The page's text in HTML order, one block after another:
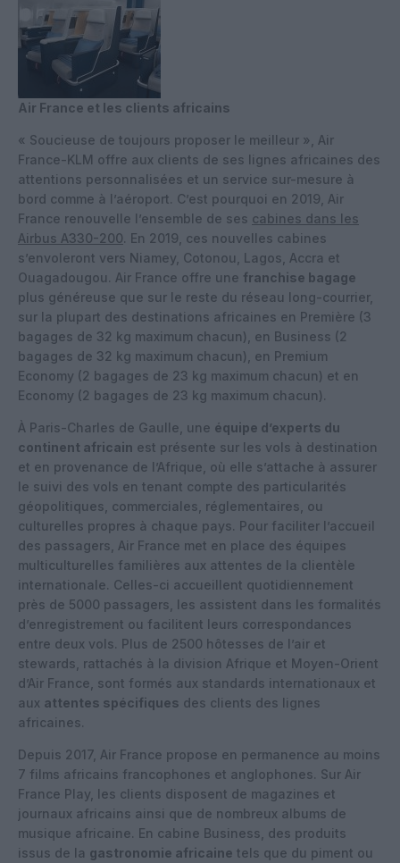
Air France et les clients africains
« Soucieuse de toujours proposer le meilleur », Air
France-KLM offre aux clients de ses lignes africaines des
attentions personnalisées et un service sur-mesure à
bord comme à l’aéroport. C’est pourquoi en 2019, Air
France renouvelle l’ensemble de ses cabines dans les
Airbus A330-200. En 2019, ces nouvelles cabines
s’envoleront vers Niamey, Cotonou, Lagos, Accra et
Ouagadougou. Air France offre une franchise bagage
plus généreuse que sur le reste du réseau long-courrier,
sur la plupart des destinations africaines en Première (3
bagages de 32 kg maximum chacun), en Business (2
bagages de 32 kg maximum chacun), en Premium
Economy (2 bagages de 23 kg maximum chacun) et en
Economy (2 bagages de 23 kg maximum chacun).
À Paris-Charles de Gaulle, une équipe d’experts du
continent africain est présente sur les vols à destination
et en provenance de l’Afrique, où elle s’attache à assurer
le suivi des vols en tenant compte des particularités
géopolitiques, commerciales, réglementaires, ou
culturelles propres à chaque pays. Pour faciliter l’accueil
des passagers, Air France met en place des équipes
multiculturelles familières aux attentes de la clientèle
internationale. Celles-ci accueillent quotidiennement
près de 5000 passagers, les assistent dans les formalités
d’enregistrement ou facilitent leurs correspondances
entre deux vols. Plus de 2500 hôtesses de l’air et
stewards, rattachés à la division Afrique et Moyen-Orient
d’Air France, sont formés aux standards internationaux et
aux attentes spécifiques des clients des lignes
africaines.
Depuis 2017, Air France propose en permanence au moins
7 films africains francophones et anglophones. Sur Air
France Play, les clients disposent de magazines et
journaux africains ainsi que de nombreux albums de
musique africaine. En cabine Business, des produits
issus de la gastronomie africaine tels que du piment ou